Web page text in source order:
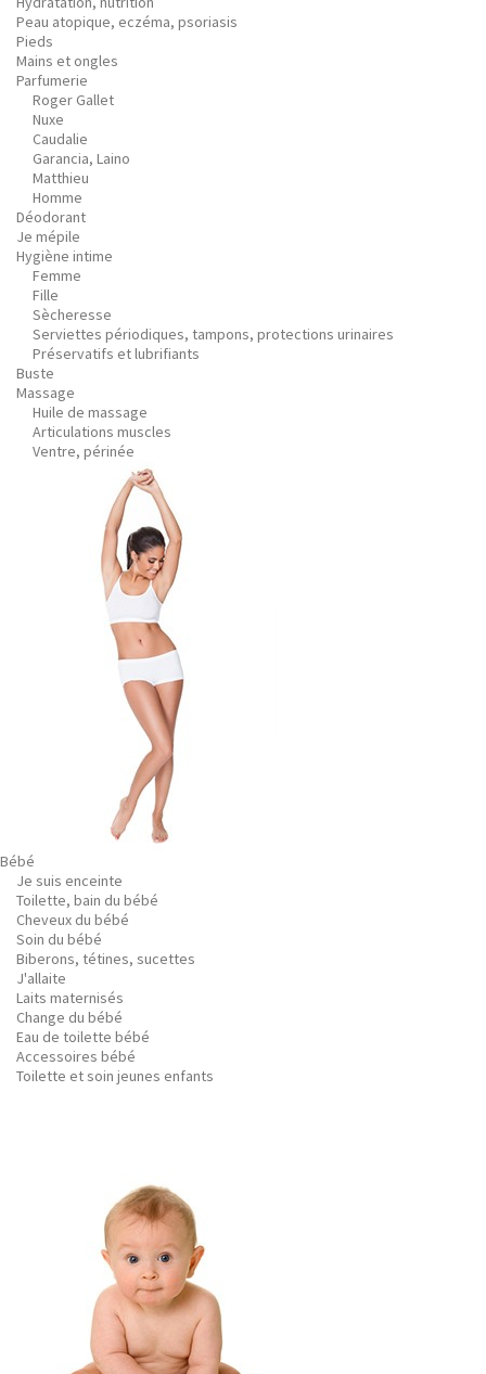
Peau atopique, eczéma, psoriasis
Pieds
Mains et ongles
Parfumerie
Roger Gallet
Nuxe
Caudalie
Garancia, Laino
Matthieu
Homme
Déodorant
Je mépile
Hygiène intime
Femme
Fille
Sècheresse
Serviettes périodiques, tampons, protections urinaires
Préservatifs et lubrifiants
Buste
Massage
Huile de massage
Articulations muscles
Ventre, périnée
Bébé
Je suis enceinte
Toilette, bain du bébé
Cheveux du bébé
Soin du bébé
Biberons, tétines, sucettes
J'allaite
Laits maternisés
Change du bébé
Eau de toilette bébé
Accessoires bébé
Toilette et soin jeunes enfants